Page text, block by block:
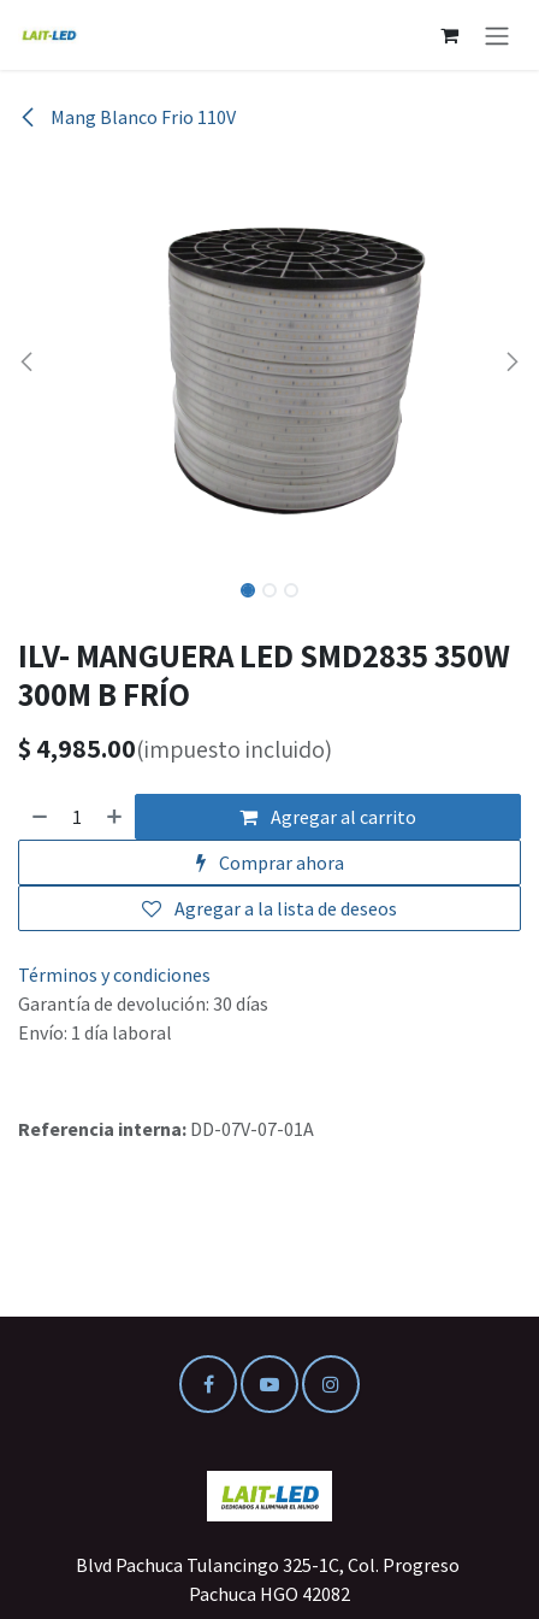
Mang Blanco Frio 110V
ILV- MANGUERA LED SMD2835 350W
300M B FRÍO
$ 4,985.00(impuesto incluido)
Agregar al carrito
Comprar ahora
Agregar a la lista de deseos
Términos y condiciones
Garantía de devolución: 30 días
Envío: 1 día laboral
Referencia interna: DD-07V-07-01A
Blvd Pachuca Tulancingo 325-1C, Col. Progreso
Pachuca HGO 42082